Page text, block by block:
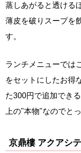
蒸しあがると透ける
薄皮を破りスープを
す。
ランチメニューでは
をセットにしたお得
た300円で追加でき
上の"本物"なのでと
京鼎樓 アクアシ